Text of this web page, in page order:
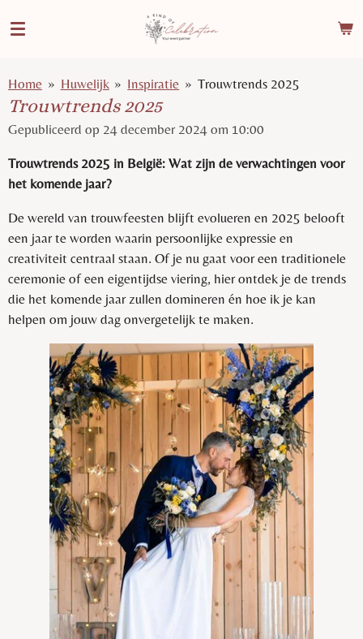
direct
de
hoofdinhoud
Home » Huwelijk » Inspiratie » Trouwtrends 2025
Trouwtrends 2025
Gepubliceerd op 24 december 2024 om 10:00
Trouwtrends 2025 in België: Wat zijn de verwachtingen voor
het komende jaar?
De wereld van trouwfeesten blijft evolueren en 2025 belooft
een jaar te worden waarin persoonlijke expressie en
creativiteit centraal staan. Of je nu gaat voor een traditionele
ceremonie of een eigentijdse viering, hier ontdek je de trends
die het komende jaar zullen domineren én hoe ik je kan
helpen om jouw dag onvergetelijk te maken.